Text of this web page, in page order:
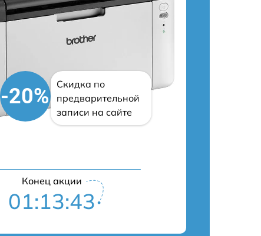
-20%
Скидка по
предварительной
записи на сайте
Конец акции
01:13:42